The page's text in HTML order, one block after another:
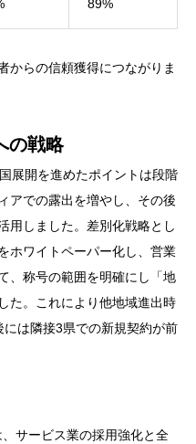
89%
からの信頼獲得につながりま
の戦略
展開を進めたポイントは段階
アでの露出を増やし、その後
用しました。差別化戦略とし
ホワイトペーパー化し、営業
、称号の範囲を明確にし「地
た。これにより他地域進出時
は隣接3県での新規契約が前
サービス業の採用強化と全